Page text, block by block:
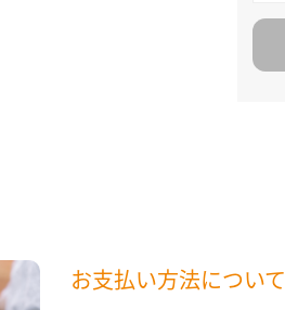
お支払い方法について